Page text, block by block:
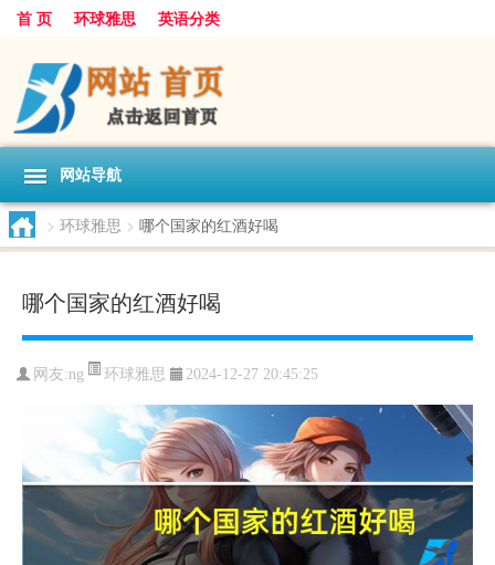
首 页 环球雅思 英语分类
网站导航
> 环球雅思 > 哪个国家的红酒好喝
哪个国家的红酒好喝
网友:ng 环球雅思 2024-12-27 20:45:25